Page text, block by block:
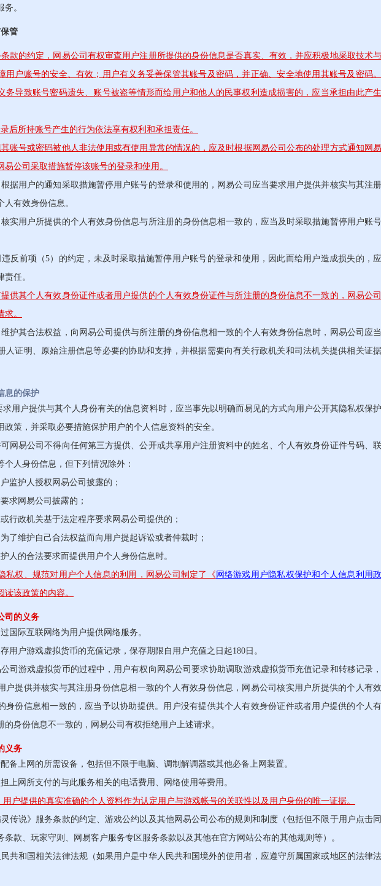
。
管
条款的约定，网易公司有权审查用户注册所提供的身份信息是否真实、有效，并应积极地采取技术与
用户账号的安全、有效；用户有义务妥善保管其账号及密码，并正确、安全地使用其账号及密码。
务导致账号密码遗失、账号被盗等情形而给用户和他人的民事权利造成损害的，应当承担由此产生
录后所持账号产生的行为依法享有权利和承担责任。
其账号或密码被他人非法使用或有使用异常的情况的，应及时根据网易公司公布的处理方式通知网易
易公司采取措施暂停该账号的登录和使用。
用户的通知采取措施暂停用户账号的登录和使用的，网易公司应当要求用户提供并核实与其注册
有效身份信息。
用户所提供的个人有效身份信息与所注册的身份信息相一致的，应当及时采取措施暂停用户账号
前项（5）的约定，未及时采取措施暂停用户账号的登录和使用，因此而给用户造成损失的，应
任。
提供其个人有效身份证件或者用户提供的个人有效身份证件与所注册的身份信息不一致的，网易公司
。
其合法权益，向网易公司提供与所注册的身份信息相一致的个人有效身份信息时，网易公司应当
人证明、原始注册信息等必要的协助和支持，并根据需要向有关行政机关和司法机关提供相关证据
息的保护
户提供与其个人身份有关的信息资料时，应当事先以明确而易见的方式向用户公开其隐私权保护
政策，并采取必要措施保护用户的个人信息资料的安全。
易公司不得向任何第三方提供、公开或共享用户注册资料中的姓名、个人有效身份证件号码、联
个人身份信息，但下列情况除外：
护人授权网易公司披露的；
网易公司披露的；
政机关基于法定程序要求网易公司提供的；
维护自己合法权益而向用户提起诉讼或者仲裁时；
的合法要求而提供用户个人身份信息时。
私权、规范对用户个人信息的利用，网易公司制定了《 网络游戏用户隐私权保护和个人信息利用政
读该政策的内容。
司的义务
际互联网络为用户提供网络服务。
户游戏虚拟货币的充值记录，保存期限自用户充值之日起180日。
游戏虚拟货币的过程中，用户有权向网易公司要求协助调取游戏虚拟货币充值记录和转移记录，
户提供并核实与其注册身份信息相一致的个人有效身份信息，网易公司核实用户所提供的个人有效
身份信息相一致的，应当予以协助提供。用户没有提供其个人有效身份证件或者用户提供的个人有
的身份信息不一致的，网易公司有权拒绝用户上述请求。
义务
上网的所需设备，包括但不限于电脑、调制解调器或其他必备上网装置。
网所支付的与此服务相关的电话费用、网络使用等费用。
用户提供的真实准确的个人资料作为认定用户与游戏帐号的关联性以及用户身份的唯一证据。
说》服务条款的约定、游戏公约以及其他网易公司公布的规则和制度（包括但不限于用户点击同
条款、玩家守则、网易客户服务专区服务条款以及其他在官方网站公布的其他规则等）。
和国相关法律法规（如果用户是中华人民共和国境外的使用者，应遵守所属国家或地区的法律法